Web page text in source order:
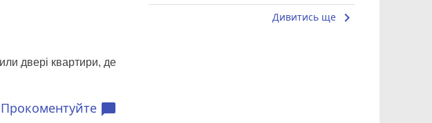
двері квартири, де
Прокоментуйте chat_bubble
Дивитись ще keyboard_arrow_right